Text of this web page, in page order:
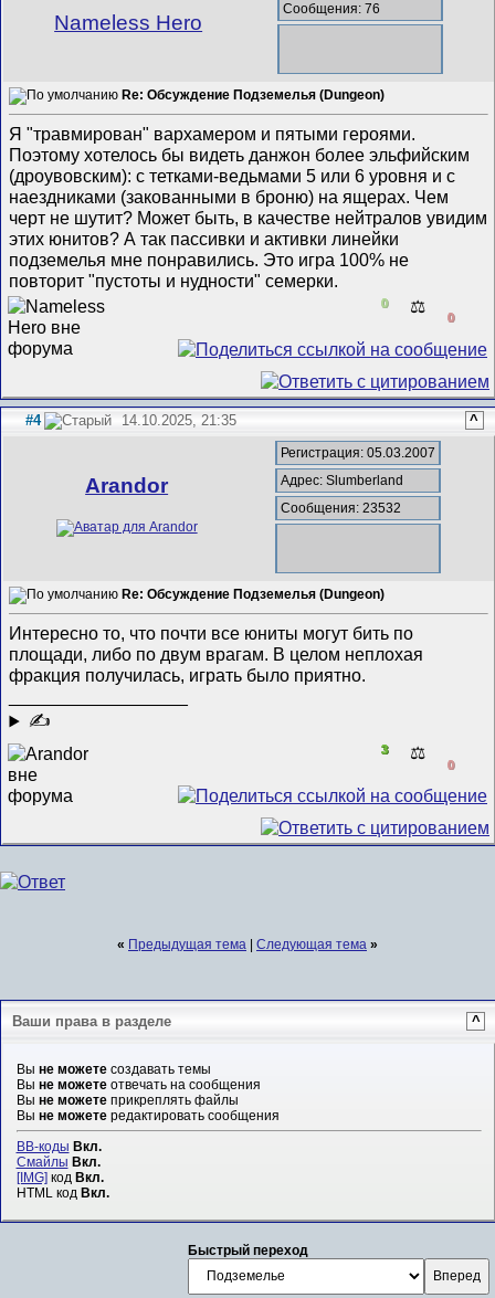
Nameless Hero
Сообщения: 76
Re: Обсуждение Подземелья (Dungeon)
Я "травмирован" вархамером и пятыми героями.
Поэтому хотелось бы видеть данжон более эльфийским
(дроувовским): с тетками-ведьмами 5 или 6 уровня и с
наездниками (закованными в броню) на ящерах. Чем
черт не шутит? Может быть, в качестве нейтралов увидим
этих юнитов? А так пассивки и активки линейки
подземелья мне понравились. Это игра 100% не
повторит "пустоты и нудности" семерки.
0 ⚖️
0
#4 14.10.2025, 21:35 ^
Arandor
Регистрация: 05.03.2007
Адрес: Slumberland
Сообщения: 23532
Re: Обсуждение Подземелья (Dungeon)
Интересно то, что почти все юниты могут бить по
площади, либо по двум врагам. В целом неплохая
фракция получилась, играть было приятно.
✍
3 ⚖️
0
« Предыдущая тема Следующая тема »
Ваши права в разделе ^
Вы не можетесоздавать темы
Вы не можетеотвечать на сообщения
Вы не можетеприкреплять файлы
Вы не можетередактировать сообщения
BB-коды Вкл.
Смайлы Вкл.
[IMG] код Вкл.
HTML код Вкл.
Быстрый переход